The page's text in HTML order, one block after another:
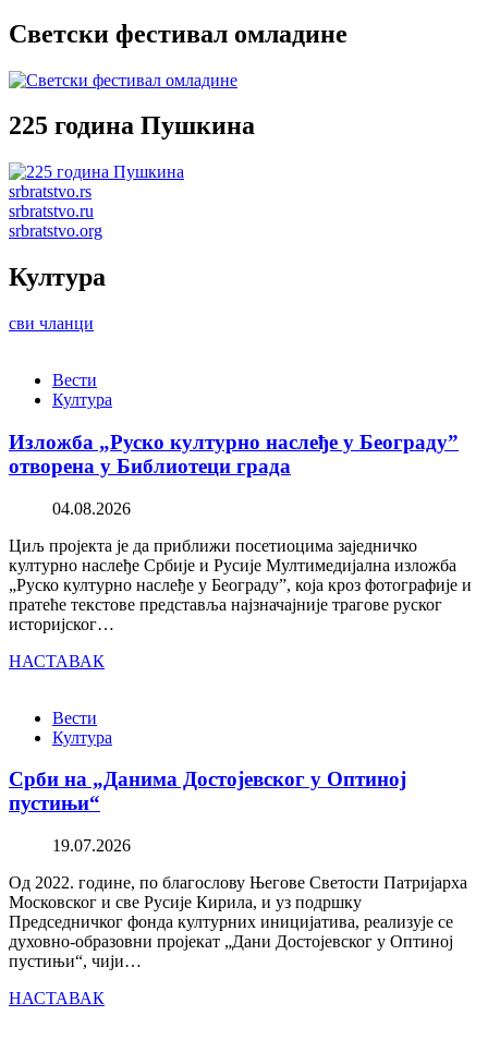
Светски фестивал омладине
225 година Пушкина
srbratstvo.rs
srbratstvo.ru
srbratstvo.org
Култура
сви чланци
Вести
Култура
Изложба „Руско културно наслеђе у Београду”
отворена у Библиотеци града
04.08.2026
Циљ пројекта је да приближи посетиоцима заједничко
културно наслеђе Србије и Русије Мултимедијална изложба
„Руско културно наслеђе у Београду”, која кроз фотографије и
пратеће текстове представља најзначајније трагове руског
историјског…
НАСТАВАК
Вести
Култура
Срби на „Данима Достојевског у Оптиној
пустињи“
19.07.2026
Од 2022. године, по благослову Његове Светости Патријарха
Московског и све Русије Кирила, и уз подршку
Председничког фонда културних иницијатива, реализује се
духовно-образовни пројекат „Дани Достојевског у Оптиној
пустињи“, чији…
НАСТАВАК